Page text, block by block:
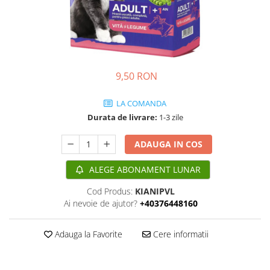
Morcov
Pastarnac
9,50 RON
LA COMANDA
Durata de livrare: 1-3 zile
ADAUGA IN COS
ALEGE ABONAMENT LUNAR
Cod Produs: KIANIPVL
Ai nevoie de ajutor? +40376448160
Adauga la Favorite Cere informatii